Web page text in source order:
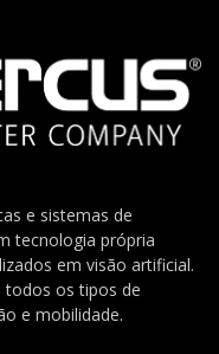
e sistemas de
tecnologia própria
em visão artificial.
todos os tipos de
e mobilidade.